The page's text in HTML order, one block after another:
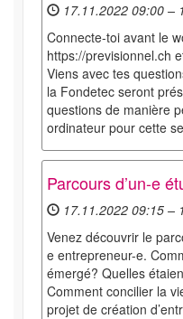
17.11.2022 09:00 –
Connecte-toi avant le
https://previsionnel.ch
Viens avec tes
la Fondetec seront
questions de manière
ordinateur pour cette
Parcours d’un-e
17.11.2022 09:15 –
Venez découvrir le
e entrepreneur-e.
émergé? Quelles
Comment concilier la
projet de création